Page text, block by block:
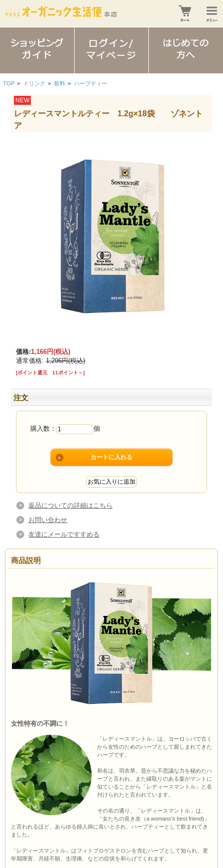
TOP > ドリンク > 飲料 > ハーブティー
NEW
レディースマントルティー 1.2g×18袋 ゾネント
ア
価格:1,166円(税込)
通常価格:1,296円(税込)
[ポイント還元 11ポイント～]
注文
購入数： 個
返品についての詳細はこちら
お問い合わせ
友達にメールですすめる
商品説明
女性特有の不調に！
「レディースマントル」は、ヨーロッパで古く
から女性のためのハーブとして親しまれてきた
ハーブです。
和名は、羽衣草。昔から不思議な力を秘めたハ
ーブと言われ、また縁取りのある葉がマントに
似ていることから「レディースマントル」と名
付けられたと言われています。
その名の通り、「レディースマントル」は、
「女たちの良き友（a womans’s best friend)」
と言われるほど、あらゆる婦人病に良いとされ、ハーブティーとして飲まれてき
ました。
「レディースマントル」はフィトプロゲステロンを含むハーブとして知られ、更
年期障害、月経不順、生理痛、などの症状を和らげてくれます。